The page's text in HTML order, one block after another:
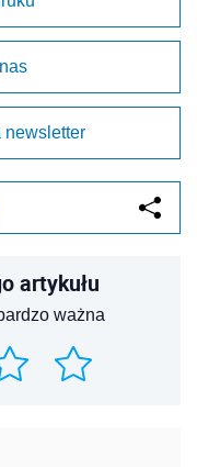
newsletter
artykułu
ważna